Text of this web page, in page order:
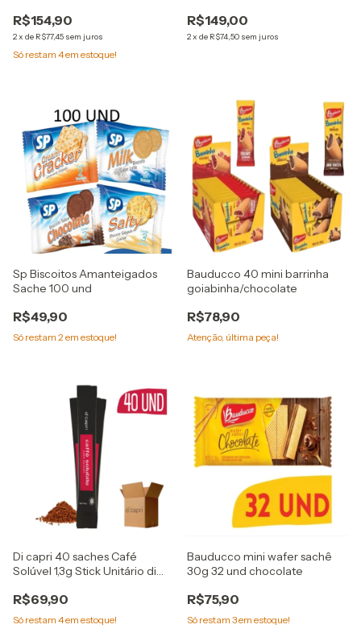
R$154,90
2x de R$77,45 sem juros
Só restam 4em estoque!
R$149,00
2x de R$74,50 sem juros
Sp Biscoitos Amanteigados
Sache 100 und
R$49,90
Só restam 2em estoque!
Bauducco 40 mini barrinha
goiabinha/chocolate
R$78,90
Atenção, última peça!
Di capri 40 saches Café
Solúvel 1,3g Stick Unitário di
R$69,90
Só restam 4em estoque!
Bauducco mini wafer sachê
30g 32 und chocolate
R$75,90
Só restam 3em estoque!